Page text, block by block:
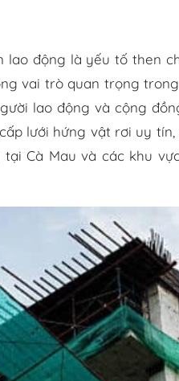
lao động là yếu tố then
vai trò quan trọng
lao động và cộng
lưới hứng vật rơi uy
Cà Mau và các khu